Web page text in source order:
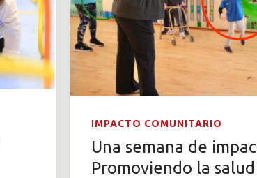
IMPACTO COMUNITARIO
Una semana de
Promoviendo la